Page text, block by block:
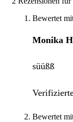
Bewertet
Monika
süüßß
Bewertet